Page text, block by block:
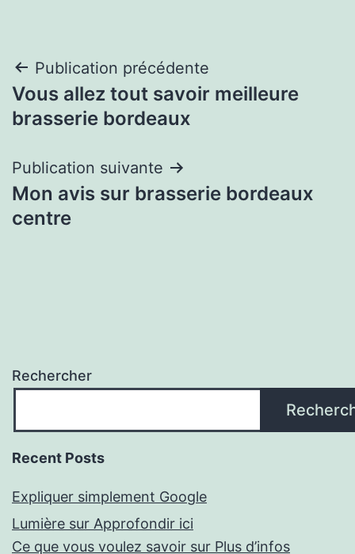
Navigation
de
Publication précédente
Vous allez tout savoir meilleure
brasserie bordeaux
Publication suivante
Mon avis sur brasserie bordeaux
centre
Rechercher
Recent Posts
Expliquer simplement Google
Lumière sur Approfondir ici
Ce que vous voulez savoir sur Plus d’infos